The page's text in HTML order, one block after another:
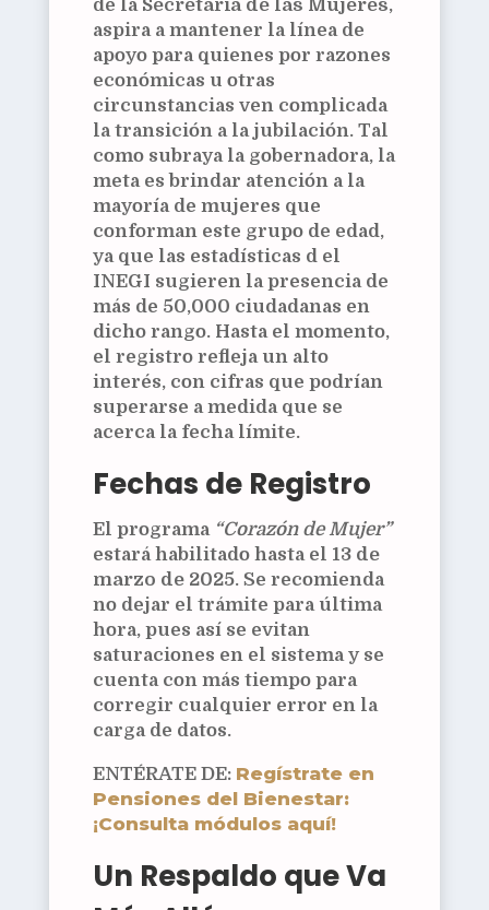
de la Secretaría de las Mujeres,
aspira a mantener la línea de
apoyo para quienes por razones
económicas u otras
circunstancias ven complicada
la transición a la jubilación. Tal
como subraya la gobernadora, la
meta es brindar atención a la
mayoría de mujeres que
conforman este grupo de edad,
ya que las estadísticas d el
INEGI sugieren la presencia de
más de 50,000 ciudadanas en
dicho rango. Hasta el momento,
el registro refleja un alto
interés, con cifras que podrían
superarse a medida que se
acerca la fecha límite.
Fechas de Registro
El programa “Corazón de Mujer”
estará habilitado hasta el 13 de
marzo de 2025. Se recomienda
no dejar el trámite para última
hora, pues así se evitan
saturaciones en el sistema y se
cuenta con más tiempo para
corregir cualquier error en la
carga de datos.
ENTÉRATE DE: Regístrate en
Pensiones del Bienestar:
¡Consulta módulos aquí!
Un Respaldo que Va